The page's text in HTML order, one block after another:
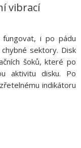
vibrací
fungovat, i po pádu
sektory. Disk
šoků, které po
aktivitu disku. Po
indikátoru